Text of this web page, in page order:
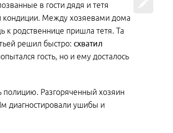
в гости дядя и тетя
кондиции. Между хозяевами дома
к родственнице пришла тетя. Та
решил быстро: схватил
гость, но и ему досталось
полицию. Разгоряченный хозяин
диагностировали ушибы и